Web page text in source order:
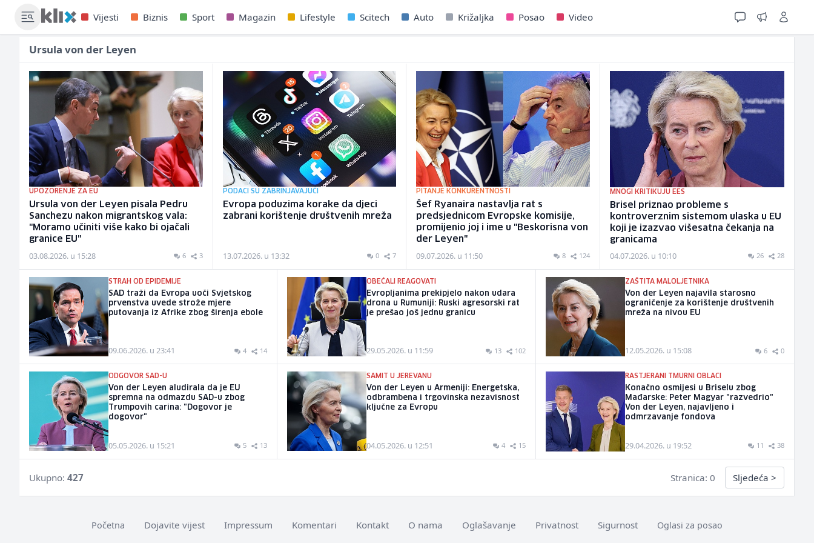
Vijesti Biznis Sport Magazin Lifestyle Scitech Auto Križaljka Posao Video
Ursula von der Leyen
UPOZORENJE ZA EU
Ursula von der Leyen pisala Pedru
Sanchezu nakon migrantskog vala:
"Moramo učiniti više kako bi ojačali
granice EU"
03.08.2026. u 15:28 6 3
PODACI SU ZABRINJAVAJUĆI
Evropa poduzima korake da djeci
zabrani korištenje društvenih mreža
13.07.2026. u 13:32 0 7
PITANJE KONKURENTNOSTI
Šef Ryanaira nastavlja rat s
predsjednicom Evropske komisije,
promijenio joj i ime u "Beskorisna von
der Leyen"
09.07.2026. u 11:50 8 124
MNOGI KRITIKUJU EES
Brisel priznao probleme s
kontroverznim sistemom ulaska u EU
koji je izazvao višesatna čekanja na
granicama
04.07.2026. u 10:10 26 28
STRAH OD EPIDEMIJE
SAD traži da Evropa uoči Svjetskog
prvenstva uvede strože mjere
putovanja iz Afrike zbog širenja ebole
09.06.2026. u 23:41 4 14
OBEĆALI REAGOVATI
Evropljanima prekipjelo nakon udara
drona u Rumuniji: Ruski agresorski rat
je prešao još jednu granicu
29.05.2026. u 11:59 13 102
ZAŠTITA MALOLJETNIKA
Von der Leyen najavila starosno
ograničenje za korištenje društvenih
mreža na nivou EU
12.05.2026. u 15:08 6 0
ODGOVOR SAD-U
Von der Leyen aludirala da je EU
spremna na odmazdu SAD-u zbog
Trumpovih carina: "Dogovor je
dogovor"
05.05.2026. u 15:21 5 13
SAMIT U JEREVANU
Von der Leyen u Armeniji: Energetska,
odbrambena i trgovinska nezavisnost
ključne za Evropu
04.05.2026. u 12:51 4 15
RASTJERANI TMURNI OBLACI
Konačno osmijesi u Briselu zbog
Mađarske: Peter Magyar "razvedrio"
Von der Leyen, najavljeno i
odmrzavanje fondova
29.04.2026. u 19:52 11 38
Ukupno: 427 Stranica: 0 Sljedeća >
Početna Dojavite vijest Impressum Komentari Kontakt O nama Oglašavanje Privatnost Sigurnost Oglasi za posao